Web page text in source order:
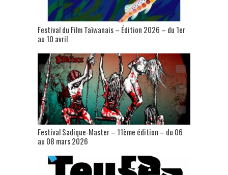
Festival du Film Taïwanais – Édition 2026 – du 1er
au 10 avril
Festival Sadique-Master – 11ème édition – du 06
au 08 mars 2026